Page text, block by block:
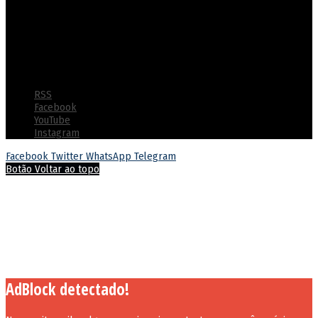
RSS
Facebook
YouTube
Instagram
Facebook Twitter WhatsApp Telegram
Botão Voltar ao topo
AdBlock detectado!